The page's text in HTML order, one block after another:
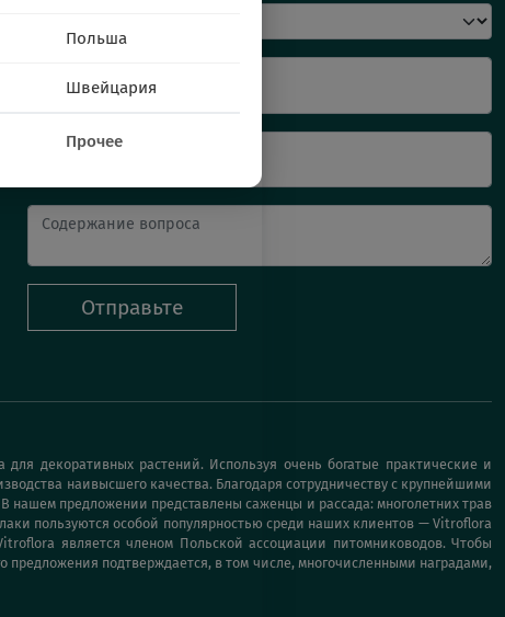
Имя и фамилия
Отправьте
декоративных растений. Используя очень богатые практические и
наивысшего качества. Благодаря сотрудничеству с крупнейшими
предложении представлены саженцы и рассада: многолетних трав
пользуются особой популярностью среди наших клиентов — Vitroflora
является членом Польской ассоциации питомниководов. Чтобы
подтверждается, в том числе, многочисленными наградами,
Польша
Швейцария
Прочее